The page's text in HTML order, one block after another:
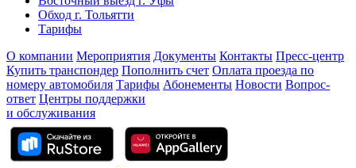
Обход г. Тольятти
Тарифы
О компании Мероприятия Документы Контакты Пресс-центр
Купить транспондер Пополнить счет Оплата проезда по
номеру автомобиля Тарифы Абонементы Новости Вопрос-
ответ Центры поддержки
и обслуживания